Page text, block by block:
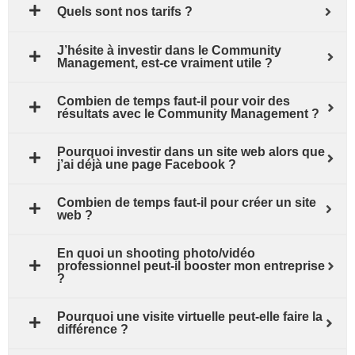
Quels sont nos tarifs ?
J’hésite à investir dans le Community
Management, est-ce vraiment utile ?
Combien de temps faut-il pour voir des
résultats avec le Community Management ?
Pourquoi investir dans un site web alors que
j’ai déjà une page Facebook ?
Combien de temps faut-il pour créer un site
web ?
En quoi un shooting photo/vidéo
professionnel peut-il booster mon entreprise
?
Pourquoi une visite virtuelle peut-elle faire la
différence ?